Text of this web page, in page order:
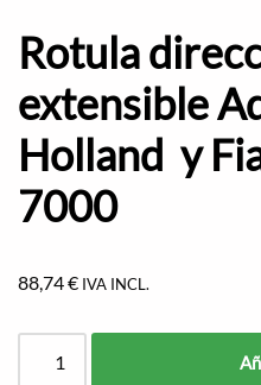
Rotula
extensible
Holland y
7000
88,74€ IVA INCL.